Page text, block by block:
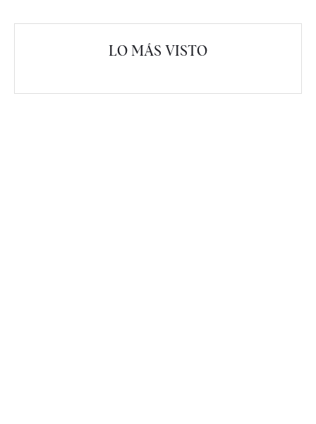
LO MÁS VISTO